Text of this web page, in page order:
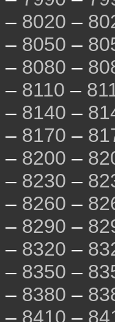
– 8020 –
– 8050 –
– 8080 –
– 8110 –
– 8140 –
– 8170 –
– 8200 –
– 8230 –
– 8260 –
– 8290 –
– 8320 –
– 8350 –
– 8380 –
– 8410 –